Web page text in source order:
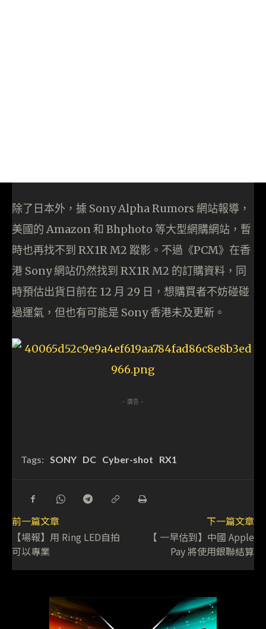
除了日本外，據 Sony Alpha Rumors 網站報導，
美國的 Amazon 和 Bhphoto 等大型網購網站，暫
時也再找不到 RX1R M2 蹤影。不過《PCM》在香
港 Sony 網站仍然找到 RX1R M2 的訂購資料，同
時預估出貨日前在 12 月 29 日，想購買者不妨碰碰
過運氣，但也有可能是 Sony 香港未及更新。
- 廣告 -
Tags: SONY DC Cyber-shot RX1
前一篇文章
【場報】用 Ring LED自拍
可以專業
下一篇文章
【 一早估到】中國 Apple
Pay 將使用銀聯結算